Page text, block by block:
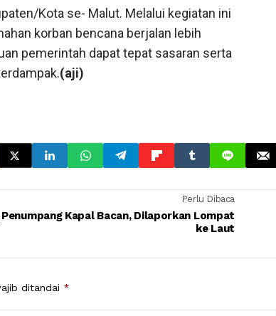
Kota se- Malut. Melalui kegiatan ini
korban bencana berjalan lebih
pemerintah dapat tepat sasaran serta
(aji)
Perlu Dibaca
Penumpang Kapal Bacan, Dilaporkan Lompat
ke Laut
ditandai *